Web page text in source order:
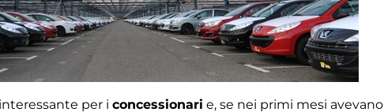
per i concessionari e, se nei primi mesi avevano